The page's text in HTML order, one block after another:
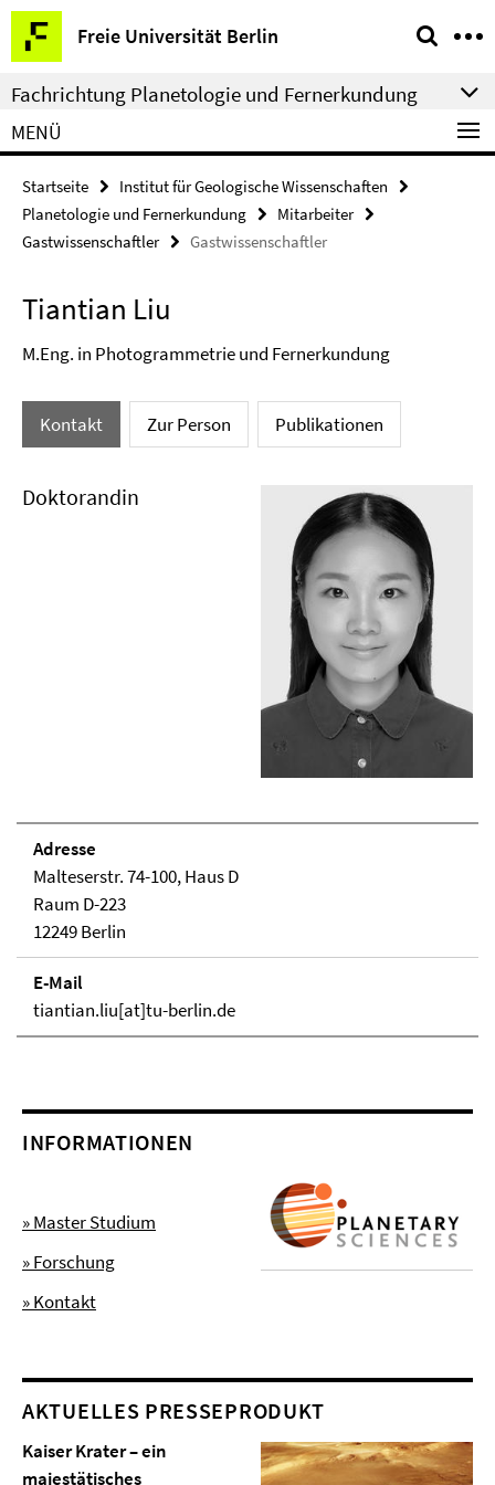
Springe
direkt
zu
Inhalt
Freie Universität Berlin
Service-
Navigation
Fachrichtung Planetologie und Fernerkundung
MENÜ
Startseite
Institut für Geologische Wissenschaften
Planetologie und Fernerkundung
Mitarbeiter
Gastwissenschaftler
Gastwissenschaftler
Tiantian Liu
M.Eng. in Photogrammetrie und Fernerkundung
Kontakt Zur Person Publikationen
Doktorandin
Adresse
Malteserstr. 74-100, Haus D
Raum D-223
12249 Berlin
E-Mail
tiantian.liu[at]tu-berlin.de
INFORMATIONEN
» Master Studium
» Forschung
» Kontakt
AKTUELLES PRESSEPRODUKT
Kaiser Krater – ein
majestätisches